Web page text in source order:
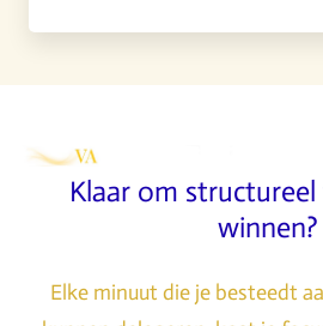
Klaar om
winnen?
Elke minuut die je besteedt